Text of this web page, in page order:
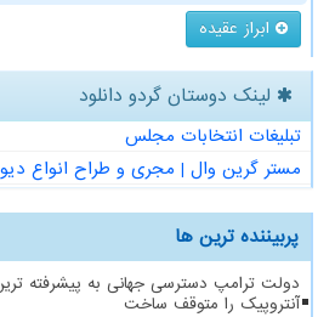
ابراز عقیده
لینک دوستان گردو دانلود
تبلیغات انتخابات مجلس
مستر گرین وال | مجری و طراح انواع
پربیننده ترین ها
دولت ترامپ دسترسی جهانی به پیشرفته
آنتروپیک را متوقف ساخت